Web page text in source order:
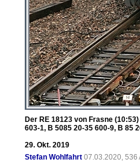
Der RE 18123 von Frasne
603-1, B 5085 20-35 600-9, B 85
29. Okt. 2019
Stefan Wohlfahrt 07.03.2020, 536